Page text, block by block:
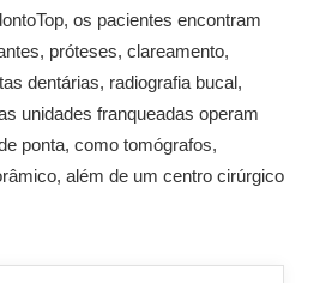
os pacientes encontram
próteses, clareamento,
dentárias, radiografia bucal,
unidades franqueadas operam
ponta, como tomógrafos,
além de um centro cirúrgico